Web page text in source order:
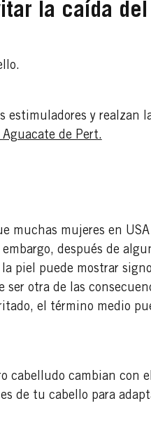
la caída
estimuladores y realzan
de Pert.
muchas mujeres en
después de
piel puede mostrar
ser otra de las
el término medio
cabelludo cambian con
de tu cabello para